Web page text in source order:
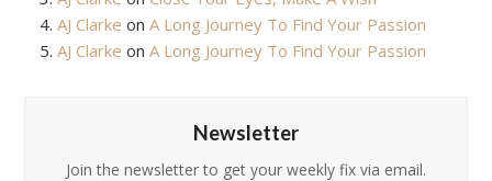
AJ Clarke onA Long Journey To Find Your Passion
AJ Clarke onA Long Journey To Find Your Passion
Newsletter
Join the newsletter to get your weekly fix via email.